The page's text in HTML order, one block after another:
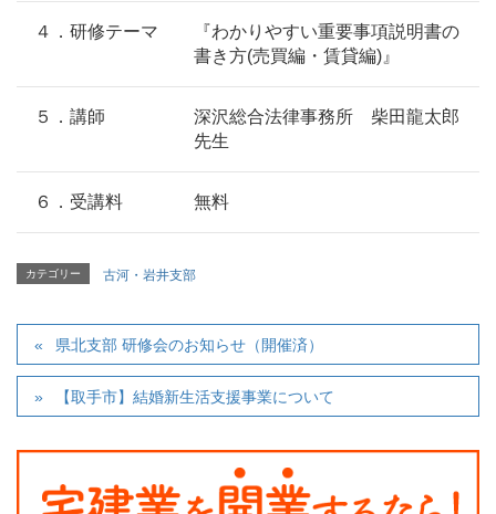
４．研修テーマ
『わかりやすい重要事項説明書の
書き方(売買編・賃貸編)』
５．講師
深沢総合法律事務所 柴田龍太郎
先生
６．受講料 無料
カテゴリー 古河・岩井支部
県北支部 研修会のお知らせ（開催済）
【取手市】結婚新生活支援事業について